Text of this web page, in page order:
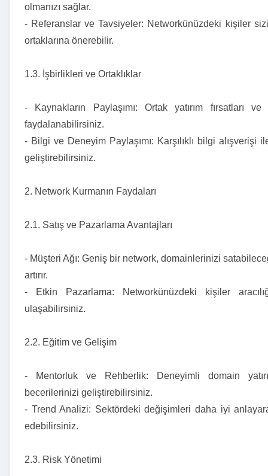
olmanızı sağlar.
- Referanslar ve Tavsiyeler: Networkünüzdeki kişiler
ortaklarına önerebilir.
1.3. İşbirlikleri ve Ortaklıklar
- Kaynakların Paylaşımı: Ortak yatırım fırsatları
faydalanabilirsiniz.
- Bilgi ve Deneyim Paylaşımı: Karşılıklı bilgi alışverişi
geliştirebilirsiniz.
2. Network Kurmanın Faydaları
2.1. Satış ve Pazarlama Avantajları
- Müşteri Ağı: Geniş bir network, domainlerinizi
artırır.
- Etkin Pazarlama: Networkünüzdeki kişiler
ulaşabilirsiniz.
2.2. Eğitim ve Gelişim
- Mentorluk ve Rehberlik: Deneyimli domain
becerilerinizi geliştirebilirsiniz.
- Trend Analizi: Sektördeki değişimleri daha iyi
edebilirsiniz.
2.3. Risk Yönetimi